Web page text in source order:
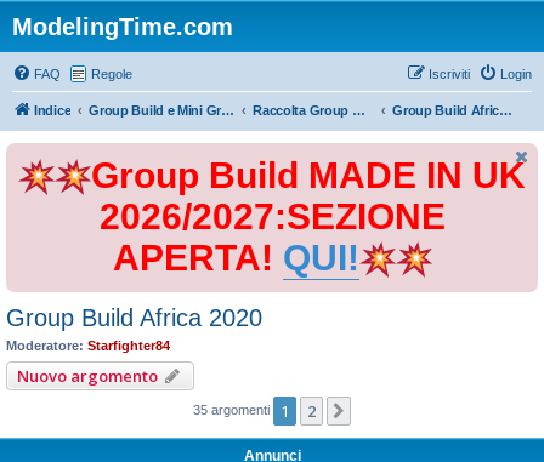
ModelingTime.com
FAQ Regole Login
Iscriviti
Indice Group Build e Mini Group Build Raccolta Group Build Group Build Africa 2020
Group Build MADE IN UK
2026/2027:SEZIONE
APERTA! QUI!
Group Build Africa 2020
Moderatore: Starfighter84
Nuovo argomento
35 argomenti 1 2
Annunci